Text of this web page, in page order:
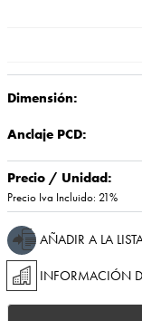
Dimensión:
Anclaje PCD:
Precio / Unidad:
Precio Iva Incluido: 21%
AÑADIR A LA
INFORMACIÓN